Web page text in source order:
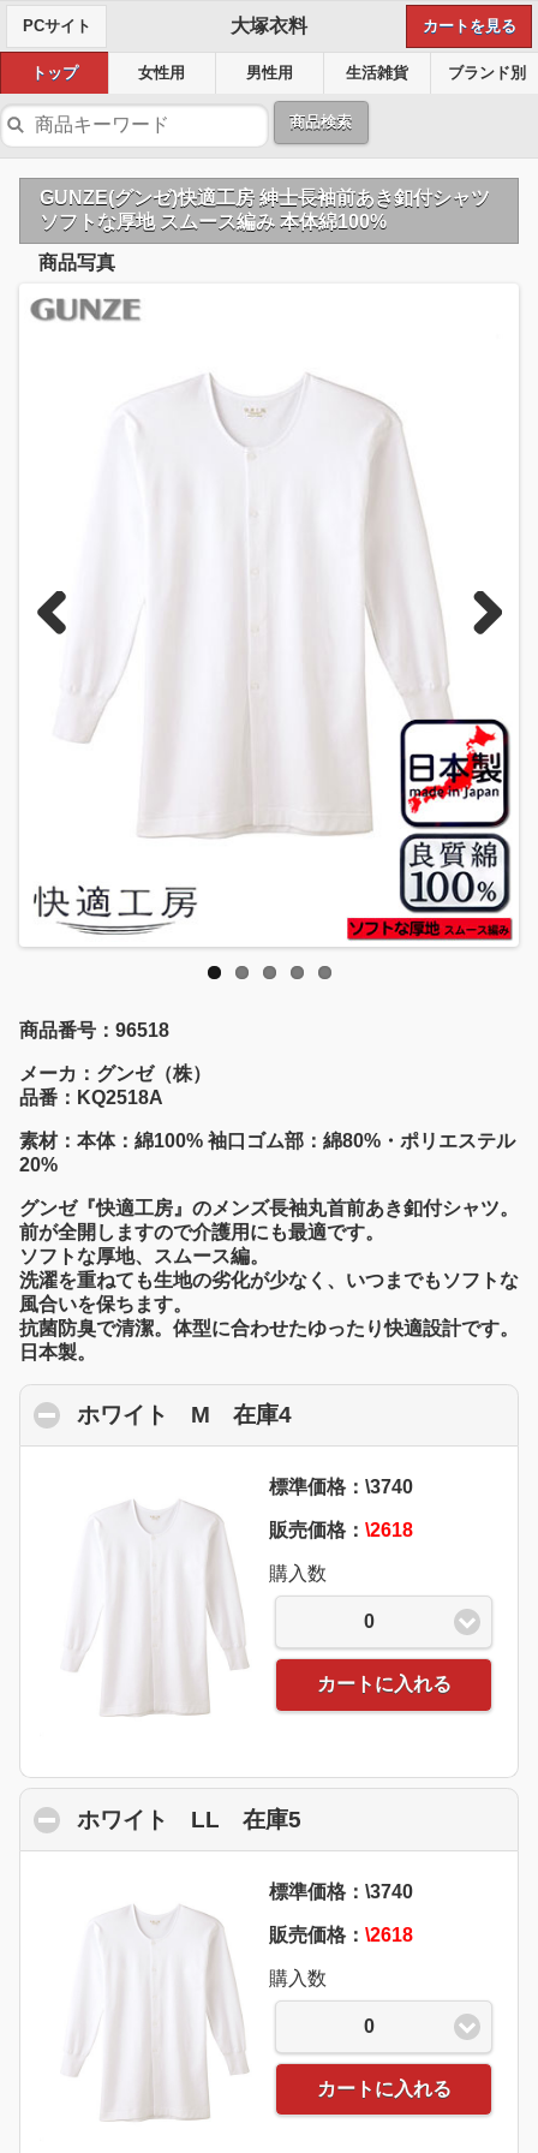
PCサイト 大塚衣料 カートを見る
トップ 女性用 男性用 生活雑貨 ブランド別
商品検索
GUNZE(グンゼ)快適工房 紳士長袖前あき釦付シャツ
ソフトな厚地 スムース編み 本体綿100%
商品写真
商品番号：96518
メーカ：グンゼ（株）
品番：KQ2518A
素材：本体：綿100% 袖口ゴム部：綿80%・ポリエステル
20%
グンゼ『快適工房』のメンズ長袖丸首前あき釦付シャツ。
前が全開しますので介護用にも最適です。
ソフトな厚地、スムース編。
洗濯を重ねても生地の劣化が少なく、いつまでもソフトな
風合いを保ちます。
抗菌防臭で清潔。体型に合わせたゆったり快適設計です。
日本製。
ホワイト M 在庫4click to collapse
標準価格：\3740
販売価格： \2618
購入数
0
カートに入れる
ホワイト LL 在庫5
標準価格：\3740
販売価格： \2618
購入数
0
カートに入れる